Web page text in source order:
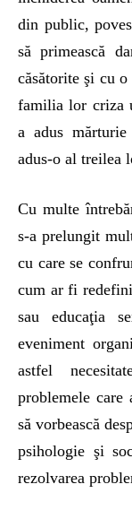
din public,
să primească
căsătorite şi cu
familia lor criza
a adus
adus-o al treilea
Cu multe
s-a prelungit
cu care se
cum ar fi
sau educaţia
eveniment
astfel
problemele
să vorbească
psihologie şi
rezolvarea